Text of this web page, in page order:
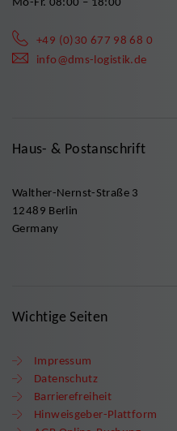
+49 (0)30 677 98 68 0
info@dms-logistik.de
Haus- & Postanschrift
Walther-Nernst-Straße 3
12489 Berlin
Germany
Wichtige Seiten
Impressum
Datenschutz
Barrierefreiheit
Hinweisgeber-Plattform